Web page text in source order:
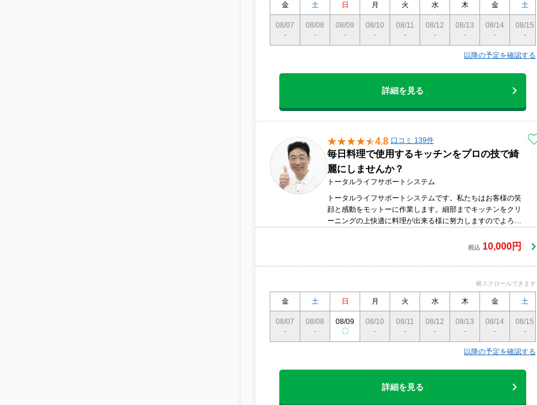
金 土 日 月 火 水 木 金 土
08/07
-
08/08
-
08/09
-
08/10
-
08/11
-
08/12
-
08/13
-
08/14
-
08/15
-
以降の予定を確認する
詳細を見る
4.8 口コミ 139件
毎日料理で使用するキッチンをプロの技で綺
麗にしませんか？
トータルライフサポートシステム
トータルライフサポートシステムです。私たちはお客様の笑
顔と感動をモットーに作業します。細部までキッチンをクリ
ーニングの上快適に料理が出来る様に努力しますのでよろし
税込 10,000円
横スクロールできます
金 土 日 月 火 水 木 金 土
08/07
-
08/08
-
08/09
〇
08/10
-
08/11
-
08/12
-
08/13
-
08/14
-
08/15
-
以降の予定を確認する
詳細を見る